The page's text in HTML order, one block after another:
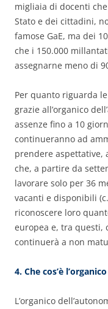
migliaia di docenti
Stato e dei cittadini,
famose GaE, ma dei
che i 150.000
assegnarne meno di
Per quanto riguarda
grazie all’organico
assenze fino a 10
continueranno ad
prendere aspettative,
che, a partire da
lavorare solo per 36
vacanti e disponibili
riconoscere loro
europea e, tra questi,
continuerà a non
4. Che cos’è
L’organico